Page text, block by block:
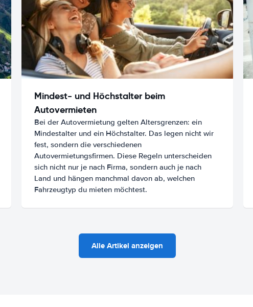
Mindest- und Höchstalter beim
Autovermieten
Bei der Autovermietung gelten Altersgrenzen: ein
Mindestalter und ein Höchstalter. Das legen nicht wir
fest, sondern die verschiedenen
Autovermietungsfirmen. Diese Regeln unterscheiden
sich nicht nur je nach Firma, sondern auch je nach
Land und hängen manchmal davon ab, welchen
Fahrzeugtyp du mieten möchtest.
Alle Artikel anzeigen